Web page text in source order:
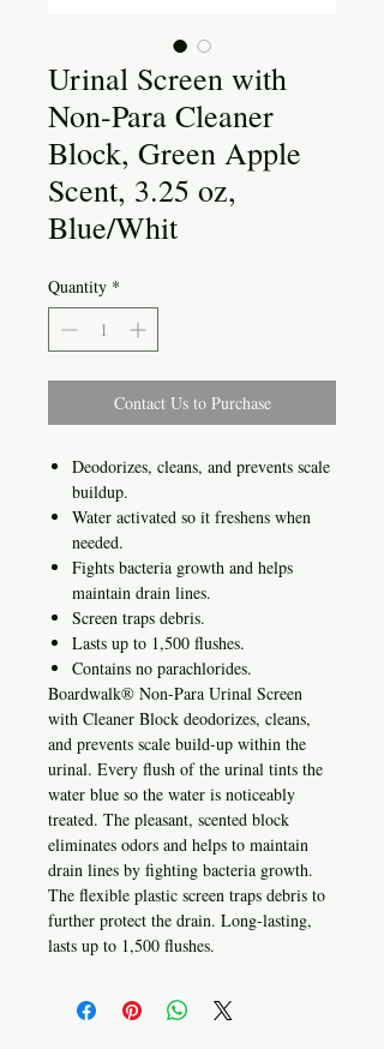
Urinal Screen with
Non-Para Cleaner
Block, Green Apple
Scent, 3.25 oz,
Blue/Whit
Quantity *
Contact Us to Purchase
Deodorizes, cleans, and prevents scale
buildup.
Water activated so it freshens when
needed.
Fights bacteria growth and helps
maintain drain lines.
Screen traps debris.
Lasts up to 1,500 flushes.
Contains no parachlorides.
Boardwalk® Non-Para Urinal Screen
with Cleaner Block deodorizes, cleans,
and prevents scale build-up within the
urinal. Every flush of the urinal tints the
water blue so the water is noticeably
treated. The pleasant, scented block
eliminates odors and helps to maintain
drain lines by fighting bacteria growth.
The flexible plastic screen traps debris to
further protect the drain. Long-lasting,
lasts up to 1,500 flushes.